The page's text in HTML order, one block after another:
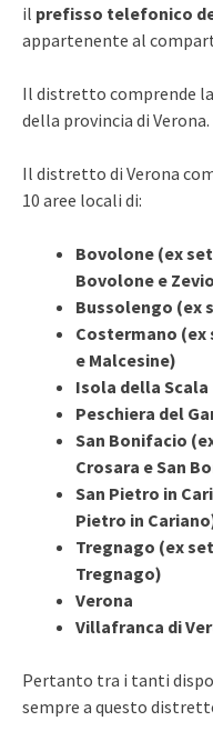
il prefisso telefonico
appartenente al
Il distretto comprende
della provincia di Verona.
Il distretto di Verona
10 aree locali di:
Bovolone (ex
Bovolone e
Bussolengo (ex
Costermano
e Malcesine)
Isola della Scala
Peschiera del
San Bonifacio
Crosara e San
San Pietro in
Pietro in
Tregnago (ex
Tregnago)
Verona
Villafranca di
Pertanto tra i tanti
sempre a questo